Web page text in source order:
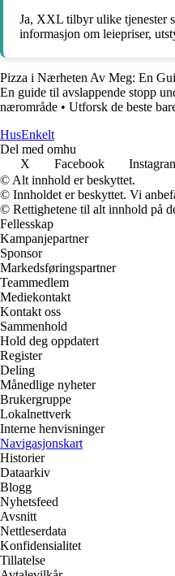
Ja, XXL tilbyr ulike tjenester
informasjon om leiepriser,
Pizza i Nærheten Av Meg: En
En guide til avslappende stopp
nærområde • Utforsk de beste
HusEnkelt
Del med omhu
X
Facebook
© Alt innhold er beskyttet.
© Innholdet er beskyttet. Vi
© Rettighetene til alt innhold på
Fellesskap
Kampanjepartner
Sponsor
Markedsføringspartner
Teammedlem
Mediekontakt
Kontakt oss
Sammenhold
Hold deg oppdatert
Register
Deling
Månedlige nyheter
Brukergruppe
Lokalnettverk
Interne henvisninger
Navigasjonskart
Historier
Dataarkiv
Blogg
Nyhetsfeed
Avsnitt
Nettleserdata
Konfidensialitet
Tillatelse